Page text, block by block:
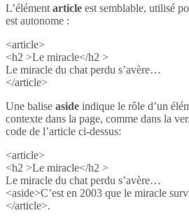
L’élément article est semblable, utilisé
est autonome :
<article>
<h2 >Le miracle</h2 >
Le miracle du chat perdu s’avère…
</article>
Une balise aside indique le rôle d’un
contexte dans la page, comme dans la
code de l’article ci-dessus:
<article>
<h2 >Le miracle</h2 >
Le miracle du chat perdu s’avère…
<aside>C’est en 2003 que le miracle
</article>.